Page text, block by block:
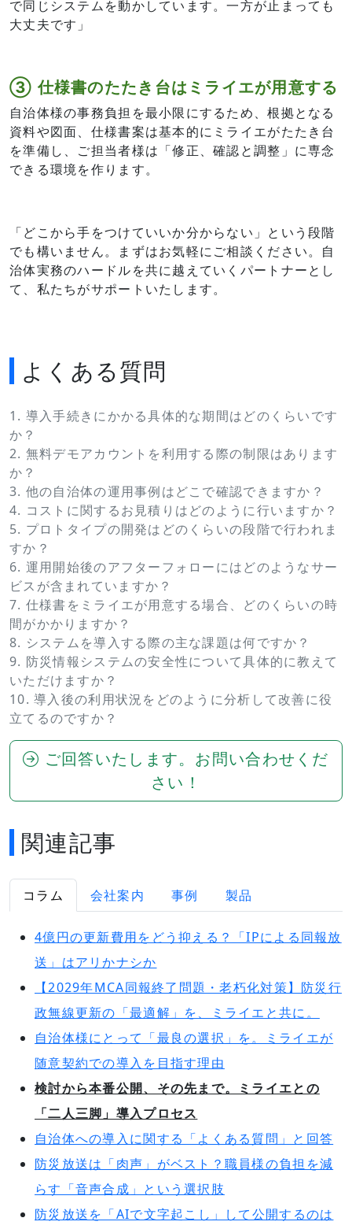
で同じシステムを動かしています。一方が止まっても
大丈夫です」
③ 仕様書のたたき台はミライエが用意する
自治体様の事務負担を最小限にするため、根拠となる
資料や図面、仕様書案は基本的にミライエがたたき台
を準備し、ご担当者様は「修正、確認と調整」に専念
できる環境を作ります。
「どこから手をつけていいか分からない」という段階
でも構いません。まずはお気軽にご相談ください。自
治体実務のハードルを共に越えていくパートナーとし
て、私たちがサポートいたします。
よくある質問
1. 導入手続きにかかる具体的な期間はどのくらいです
か？
2. 無料デモアカウントを利用する際の制限はあります
か？
3. 他の自治体の運用事例はどこで確認できますか？
4. コストに関するお見積りはどのように行いますか？
5. プロトタイプの開発はどのくらいの段階で行われま
すか？
6. 運用開始後のアフターフォローにはどのようなサー
ビスが含まれていますか？
7. 仕様書をミライエが用意する場合、どのくらいの時
間がかかりますか？
8. システムを導入する際の主な課題は何ですか？
9. 防災情報システムの安全性について具体的に教えて
いただけますか？
10. 導入後の利用状況をどのように分析して改善に役
立てるのですか？
ご回答いたします。お問い合わせくだ
さい！
関連記事
コラム 会社案内 事例 製品
4億円の更新費用をどう抑える？「IPによる同報放
送」はアリかナシか
【2029年MCA同報終了問題・老朽化対策】防災行
政無線更新の「最適解」を、ミライエと共に。
自治体様にとって「最良の選択」を。ミライエが
随意契約での導入を目指す理由
検討から本番公開、その先まで。ミライエとの
「二人三脚」導入プロセス
自治体への導入に関する「よくある質問」と回答
防災放送は「肉声」がベスト？職員様の負担を減
らす「音声合成」という選択肢
防災放送を「AIで文字起こし」して公開するのは